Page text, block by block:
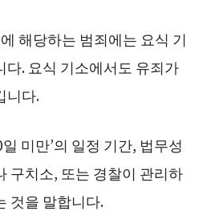
해당하는 범죄에는 요식 기
다. 요식 기소에서도 유죄가
니다.
일 미만’의 일정 기간, 법무성
구치소, 또는 경찰이 관리하
것을 말합니다.